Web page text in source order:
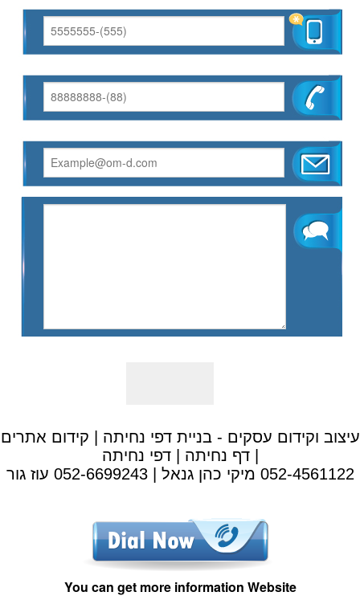
עיצוב וקידום עסקים - בניית דפי נחיתה | קידום אתרים
| דף נחיתה | דפי נחיתה
052-4561122 מיקי כהן גנאל | 052-6699243 עוז גור
You can get more information Website